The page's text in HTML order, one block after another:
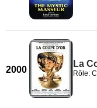
2000
La
Rôle: